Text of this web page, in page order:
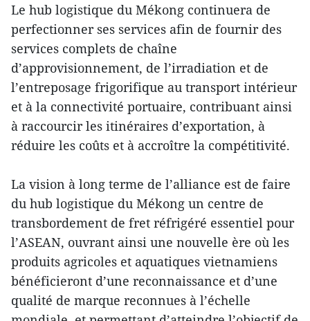
Le hub logistique du Mékong continuera de
perfectionner ses services afin de fournir des
services complets de chaîne
d’approvisionnement, de l’irradiation et de
l’entreposage frigorifique au transport intérieur
et à la connectivité portuaire, contribuant ainsi
à raccourcir les itinéraires d’exportation, à
réduire les coûts et à accroître la compétitivité.
La vision à long terme de l’alliance est de faire
du hub logistique du Mékong un centre de
transbordement de fret réfrigéré essentiel pour
l’ASEAN, ouvrant ainsi une nouvelle ère où les
produits agricoles et aquatiques vietnamiens
bénéficieront d’une reconnaissance et d’une
qualité de marque reconnues à l’échelle